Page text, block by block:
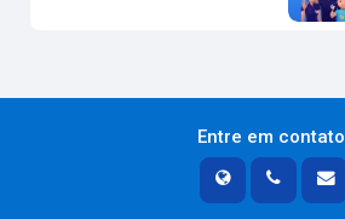
Entre em contato